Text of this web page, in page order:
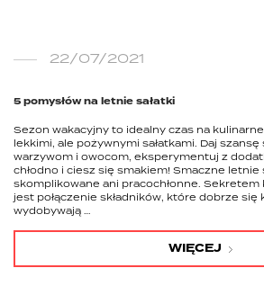
22/07/2021
5 pomysłów na letnie sałatki
Sezon wakacyjny to idealny czas na
lekkimi, ale pożywnymi sałatkami. Daj
warzywom i owocom, eksperymentuj z
chłodno i ciesz się smakiem! Smaczne letnie
skomplikowane ani pracochłonne.
jest połączenie składników, które dobrze się
wydobywają …
WIĘCEJ